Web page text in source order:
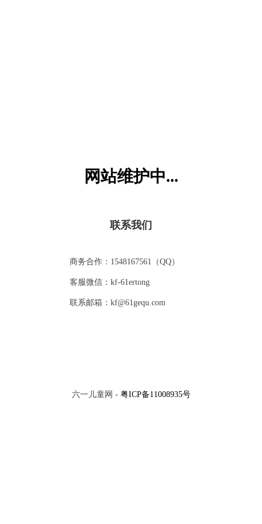
网站维护中...
联系我们
商务合作：1548167561（QQ）
客服微信：kf-61ertong
联系邮箱：kf@61gequ.com
六一儿童网 - 粤ICP备11008935号